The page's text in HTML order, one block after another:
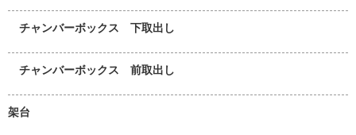
チャンバーボックス 下取出し
チャンバーボックス 前取出し
架台